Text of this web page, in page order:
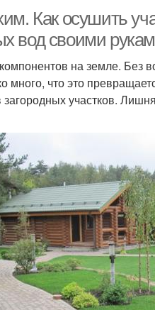
Как осушить
вод своими
на земле. Без
много, что это
участков.